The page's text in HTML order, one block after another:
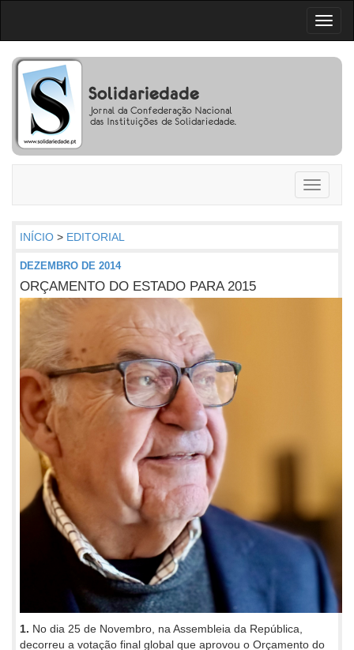
Toggle
INÍCIO > EDITORIAL
DEZEMBRO DE 2014
ORÇAMENTO DO ESTADO PARA 2015
1. No dia 25 de Novembro, na Assembleia da República,
decorreu a votação final global que aprovou o Orçamento do